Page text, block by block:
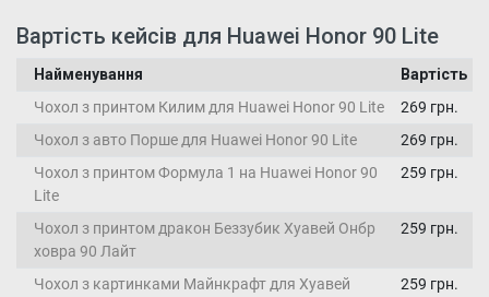
Вартість кейсів для Huawei Honor 90 Lite
Найменування
Вартість
Чохол з принтом Килим для Huawei Honor 90 Lite
269 грн.
Чохол з авто Порше для Huawei Honor 90 Lite
269 грн.
Чохол з принтом Формула 1 на Huawei Honor 90
Lite
259 грн.
Чохол з принтом дракон Беззубик Хуавей Онбр
ховра 90 Лайт
259 грн.
Чохол з картинками Майнкрафт для Хуавей
259 грн.